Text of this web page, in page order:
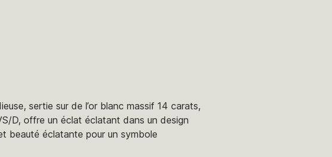
sertie sur de l’or blanc massif 14 carats,
D, offre un éclat éclatant dans un design
beauté éclatante pour un symbole